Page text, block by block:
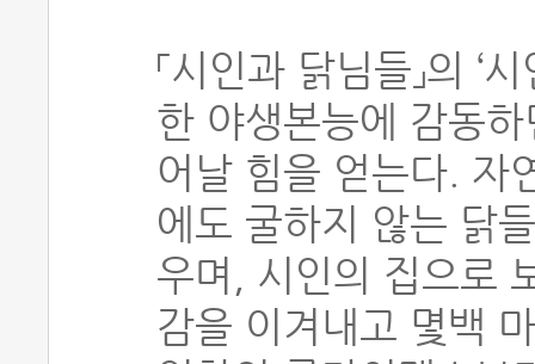
「시인과 닭님들」의 ‘
한 야생본능에 감동
어날 힘을 얻는다. 자
에도 굴하지 않는 닭
우며, 시인의 집으로
감을 이겨내고 몇백